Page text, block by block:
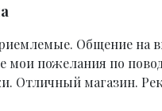
Общение на
мои пожелания по
Отличный магазин.